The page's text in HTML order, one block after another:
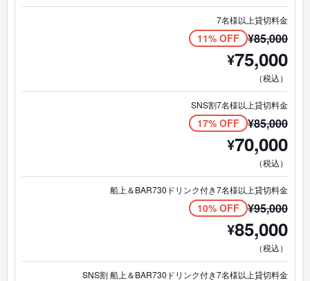
7名様以上貸切料金
11% OFF ¥85,000
¥75,000
（税込）
SNS割7名様以上貸切料金
17% OFF ¥85,000
¥70,000
（税込）
船上＆BAR730ドリンク付き7名様以上貸切料金
10% OFF ¥95,000
¥85,000
（税込）
SNS割 船上＆BAR730ドリンク付き7名様以上貸切料金